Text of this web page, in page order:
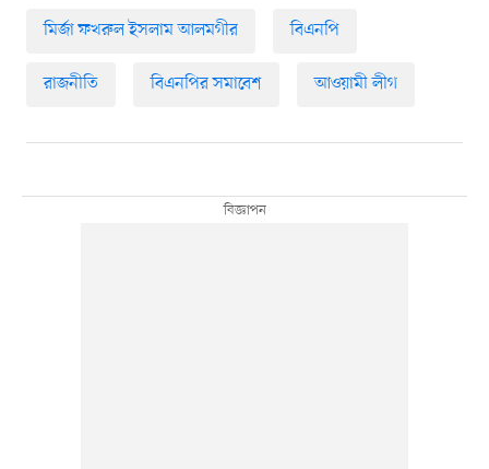
মির্জা ফখরুল ইসলাম আলমগীর বিএনপি
রাজনীতি বিএনপির সমাবেশ আওয়ামী লীগ